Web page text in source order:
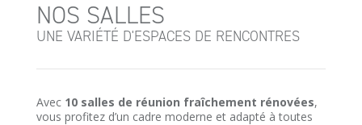
NOS SALLES
UNE VARIÉTÉ D'ESPACES DE RENCONTRES
Avec 10 salles de réunion fraîchement rénovées,
vous profitez d’un cadre moderne et adapté à toutes